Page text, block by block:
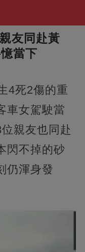
友同赴黃
當下
4死2傷的重
車女駕駛當
親友也同赴
閃不掉的砂
仍渾身發